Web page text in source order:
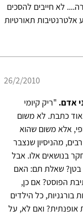
לא חייבים להסכים
אלטרנטיבות תאורטיות
26/2/2010
אדם. "ריק קיומי
כתבת. לא משום
אלא משום שהוא
מהניסיון שנצבר
בנושאים אלו. אבל
בטן? שאלת תם: האם
הפוסט? אם כן,
בורגניות, כל הילדים
אופנתית? ואם לא, על